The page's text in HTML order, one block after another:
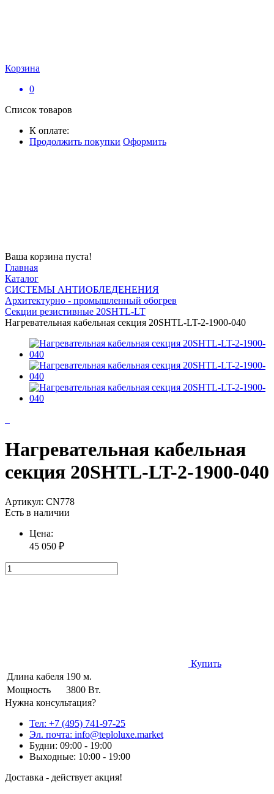
Корзина
0
Список товаров
К оплате:
Продолжить покупки Оформить
Ваша корзина пуста!
Главная
Каталог
СИСТЕМЫ АНТИОБЛЕДЕНЕНИЯ
Архитектурно - промышленный обогрев
Секции резистивные 20SHTL-LT
Нагревательная кабельная секция 20SHTL-LT-2-1900-040
Нагревательная кабельная
секция 20SHTL-LT-2-1900-040
Артикул: CN778
Есть в наличии
Цена:
45 050 ₽
Купить
Длина кабеля 190 м.
Мощность
3800 Вт.
Нужна консультация?
Тел: +7 (495) 741-97-25
Эл. почта: info@teploluxe.market
Будни: 09:00 - 19:00
Выходные: 10:00 - 19:00
Доставка - действует акция!